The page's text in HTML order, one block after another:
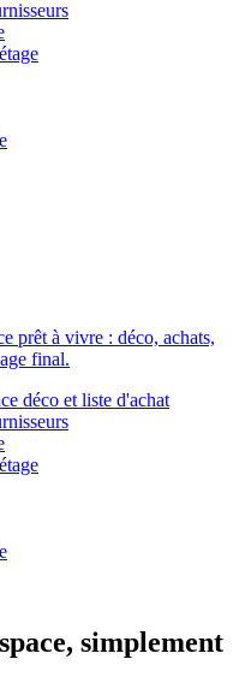
prêt à vivre : déco, achats,
final.
déco et liste d'achat
simplement